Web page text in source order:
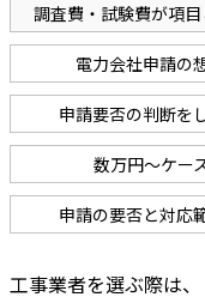
調査費・試験費が項
電力会社申請の
申請要否の判断を
数万円〜ケー
申請の要否と対応
工事業者を選ぶ際は